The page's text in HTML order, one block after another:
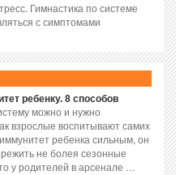
Гимнастика по системе
с симптомами
ребенку. 8 способов
можно и нужно
взрослые воспитывают самих
ребенка сильным, он
не болея сезонные
у родителей в арсенале …